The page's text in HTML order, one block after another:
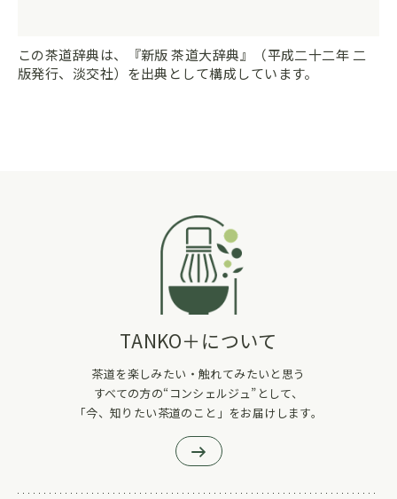
この茶道辞典は、『新版 茶道大辞典』（平成二十二年 二
版発行、淡交社）を出典として構成しています。
TANKO＋について
茶道を楽しみたい・触れてみたいと思う
すべての方の“コンシェルジュ”として、
「今、知りたい茶道のこと」をお届けします。